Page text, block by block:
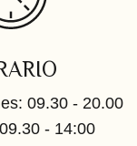
09.30 - 20.00
- 14:00